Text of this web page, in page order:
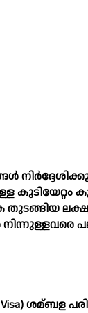
Visa) ശമ്ബള